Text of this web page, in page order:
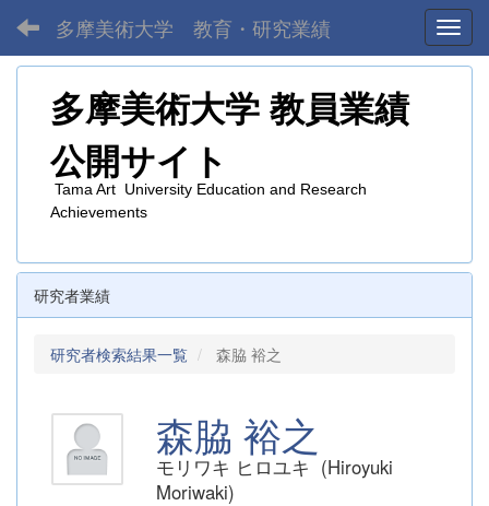
多摩美術大学 教育・研究業績
多摩美術大学 教員業績
公開サイト
Tama Art University Education and Research
Achievements
研究者業績
研究者検索結果一覧 森脇 裕之
森脇 裕之
モリワキ ヒロユキ (Hiroyuki
Moriwaki)